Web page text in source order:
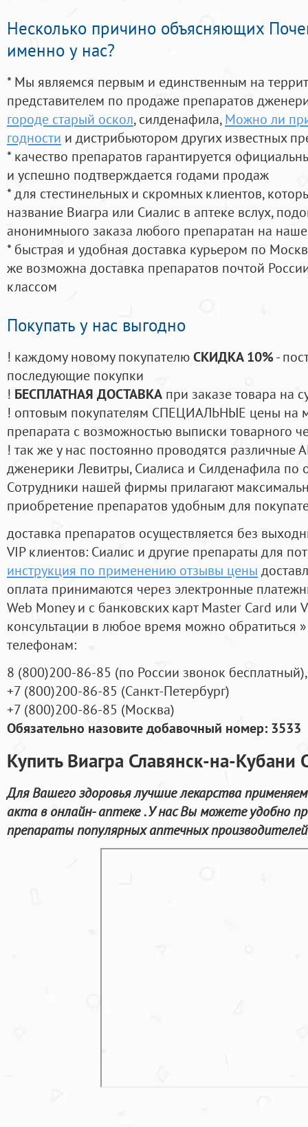
Несколько причино объясняющих
именно у нас?
* Мы являемся первым и единственным на
представителем по продаже препаратов
городе старый оскол, силденафила, Можно ли
годности и дистрибьютором других известных
* качество препаратов гарантируется
и успешно подтверждается годами продаж
* для стестинельных и скромных клиентов,
название Виагра или Сиалис в аптеке вслух,
анонимныого заказа любого препаратан на
* быстрая и удобная доставка курьером по
же возможна доставка препаратов почтой
классом
Покупать у нас выгодно
! каждому новому покупателюСКИДКА 10%-
последующие покупки
! БЕСПЛАТНАЯ ДОСТАВКА при заказе товара на
! оптовым покупателям СПЕЦИАЛЬНЫЕ цены на
препарата с возможностью выписки товарного
! так же у нас постоянно проводятся
дженерики Левитры, Сиалиса и Силденафила по
Cотрудники нашей фирмы прилагают
приобретение препаратов удобным для
доставка препаратов осуществляется без
VIP клиентов: Сиалис и другие препараты для
инструкция по применению отзывы цены
оплата принимаются через электронные
Web Money и с банковских карт Master Card или
консультации в любое время можно обратиться
телефонам:
8 (800)200-86-85 (по России звонок бесплатный),
+7 (800)200-86-85 (Санкт-Петербург)
+7 (800)200-86-85 (Москва)
Обязательно назовите добавочный номер: 3533
Купить Виагра Славянск-на-Кубани
Для Вашего здоровья лучшие лекарства
акта в онлайн- аптеке . У нас Вы можете удобно
препараты популярных аптечных производителей